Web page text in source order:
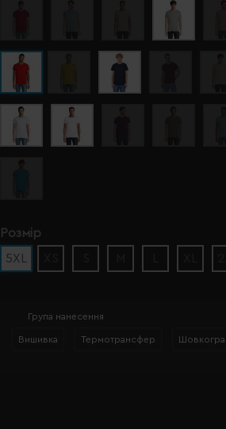
Розмір
5XL
Група нанесення
Вишивка Термотрансфер